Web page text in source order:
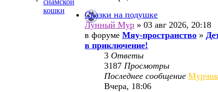
кошки
Сказки на подушке
Лунный Мур » 03 авг 2026, 20:18
в форумеМяу-пространство »
в приключение!
3 Ответы
3187Просмотры
Последнее сообщение
Вчера, 18:06